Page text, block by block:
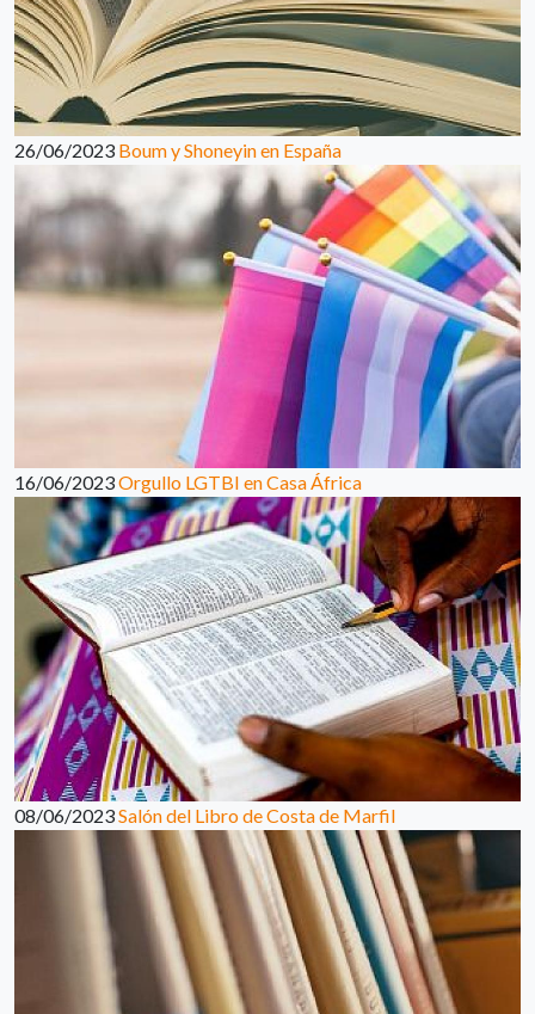
26/06/2023 Boum y Shoneyin en España
16/06/2023Orgullo LGTBI en Casa África
08/06/2023Salón del Libro de Costa de Marfil